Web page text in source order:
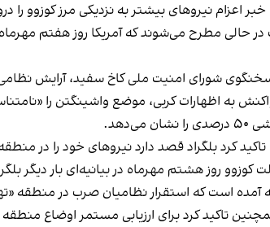
اعزام نیروهای بیشتر به نزدیکی مرز کوزوو را
در حالی مطرح می‌شوند که آمریکا روز هفتم
شورای امنیت ملی کاخ سفید، آرایش نظامی
می‌دهد.
کرد بلگراد قصد دارد نیروهای خود را در
کوزوو روز هشتم مهرماه در بیانیه‌ای بار دیگر
آمده است که استقرار نظامیان صرب در منطقه
تاکید کرد برای ارزیابی مستمر اوضاع منطقه